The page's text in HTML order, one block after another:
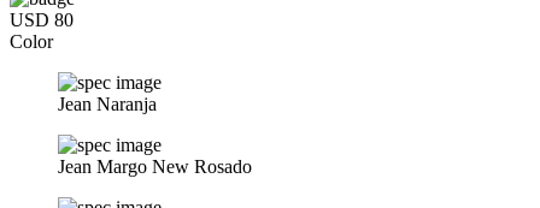
USD 80
Color
Jean Naranja
Jean Margo New Rosado